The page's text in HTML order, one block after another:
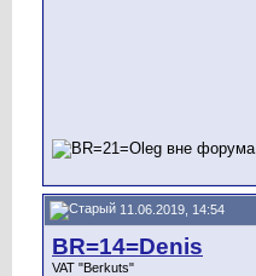
11.06.2019, 14:54
BR=14=Denis
VAT "Berkuts"